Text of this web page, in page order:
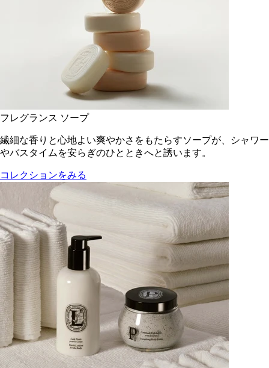
フレグランス ソープ
繊細な香りと心地よい爽やかさをもたらすソープが、シャワー
やバスタイムを安らぎのひとときへと誘います。
コレクションをみる